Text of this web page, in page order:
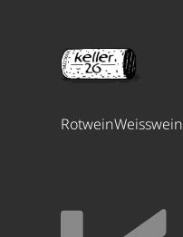
RotweinWeisswein